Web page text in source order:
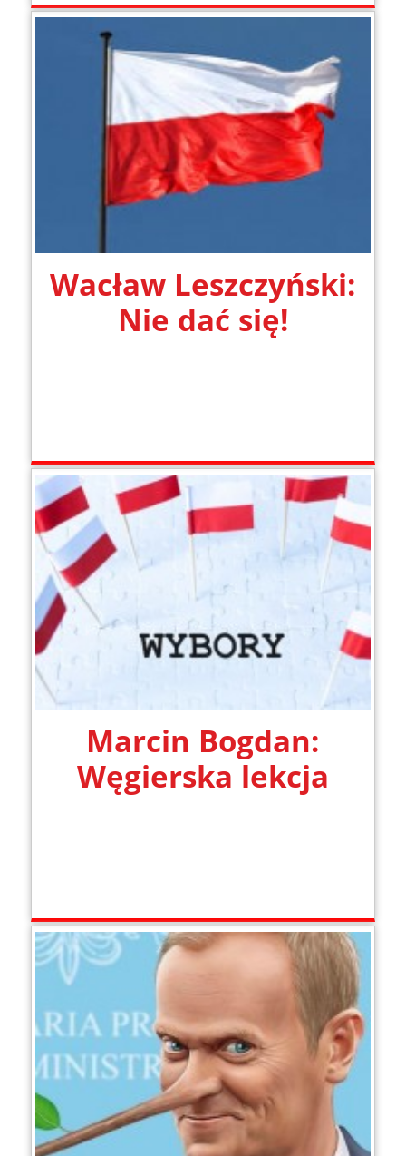
Wacław Leszczyński:
Nie dać się!
Marcin Bogdan:
Węgierska lekcja